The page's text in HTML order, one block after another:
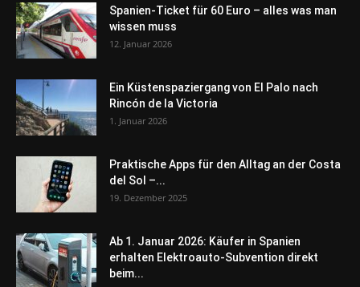
Spanien-Ticket für 60 Euro – alles was man
wissen muss
12. Januar 2026
Ein Küstenspaziergang von El Palo nach
Rincón de la Victoria
1. Januar 2026
Praktische Apps für den Alltag an der Costa
del Sol –...
19. Dezember 2025
Ab 1. Januar 2026: Käufer in Spanien
erhalten Elektroauto-Subvention direkt
beim...